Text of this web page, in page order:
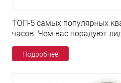
ТОП-5 самых популярных
часов. Чем вас порадуют
Подробнее